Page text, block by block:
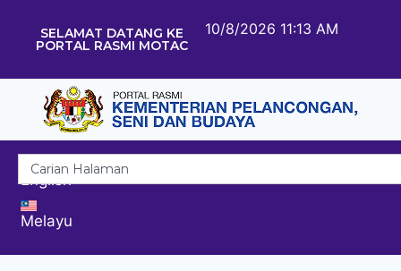
SELAMAT DATANG KE
PORTAL RASMI MOTAC
10/8/2026 11:13 AM
English
Melayu